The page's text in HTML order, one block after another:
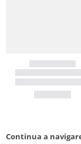
Continua a